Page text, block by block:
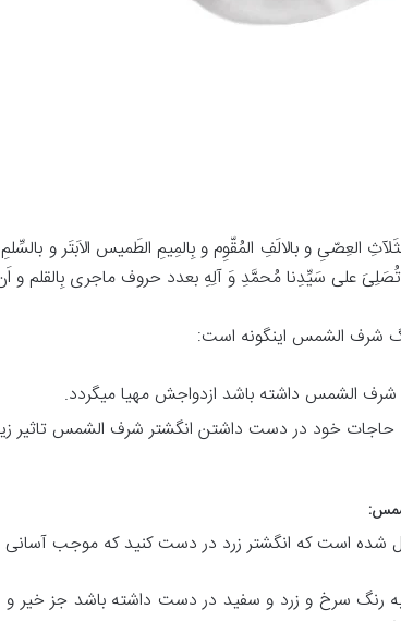
العِصّیِ و بالالَفِ المُقّوِم و بِالمِیمِ الطَمیس الاَبتَر و
تُصَلِیَ علی سَیِّدِنا مُحمَّدِ وَ آلِهِ بعدد حروف ماجری بِالقلم
شرف الشمس اینگونه است:
شرف الشمس داشته باشد ازدواجش مهیا میگردد.
حاجات خود در دست داشتن انگشتر شرف الشمس تاثیر
شده است که انگشتر زرد در دست کنید که موجب
رنگ سرخ و زرد و سفید در دست داشته باشد جز خیر و